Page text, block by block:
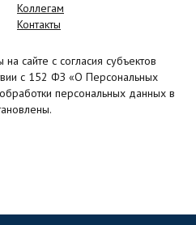
Коллегам
Контакты
сайте с согласия субъектов
с 152 ФЗ «О Персональных
персональных данных в